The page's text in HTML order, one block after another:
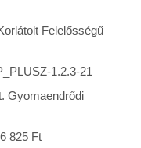
Felelősségű
1.2.3-21
Gyomaendrődi
825 Ft